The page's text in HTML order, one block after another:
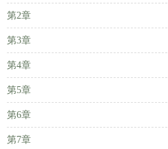
第2章
第3章
第4章
第5章
第6章
第7章